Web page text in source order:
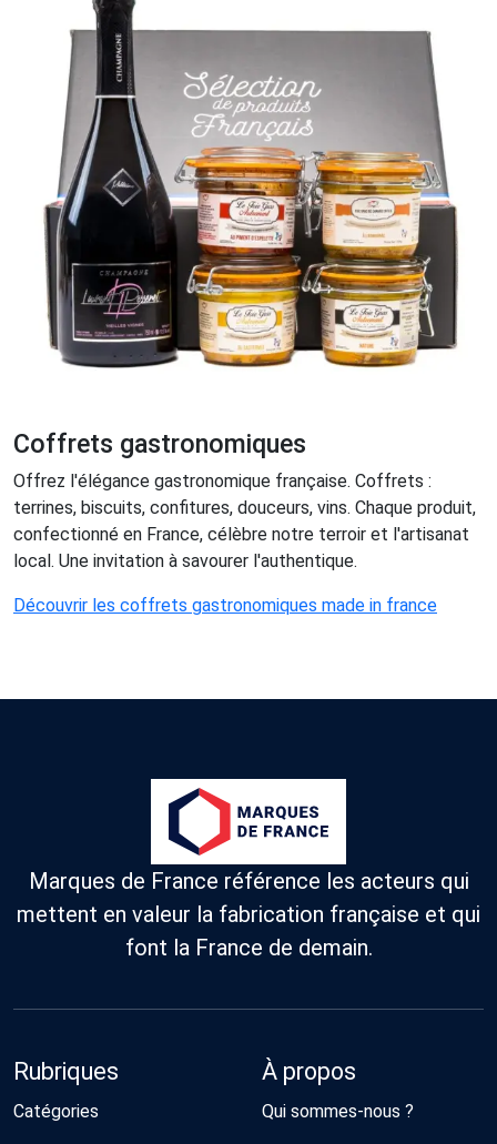
Coffrets gastronomiques
Offrez l'élégance gastronomique française. Coffrets :
terrines, biscuits, confitures, douceurs, vins. Chaque produit,
confectionné en France, célèbre notre terroir et l'artisanat
local. Une invitation à savourer l'authentique.
Découvrir les coffrets gastronomiques made in france
Marques de France référence les acteurs qui
mettent en valeur la fabrication française et qui
font la France de demain.
Rubriques
Catégories
À propos
Qui sommes-nous ?